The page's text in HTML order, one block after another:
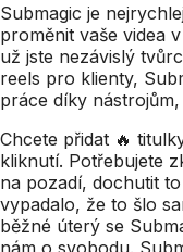
Submagic je
proměnit vaše videa
už jste nezávislý
reels pro klienty,
práce díky
Chcete přidat 🔥
kliknutí. Potřebujete
na pozadí, dochutit
vypadalo, že to šlo
běžné úterý se
nám o svobodu.